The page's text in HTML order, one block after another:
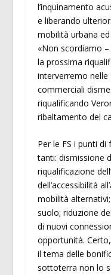
l’inquinamento
e liberando
mobilità urbana
«Non scordiamo
la prossima
interverremo nelle
commerciali
riqualificando
ribaltamento del
Per le FS i punti
tanti: dismissione
riqualificazione
dell’accessibilità
mobilità
suolo; riduzione
di nuovi
opportunità.
il tema delle
sottoterra non lo